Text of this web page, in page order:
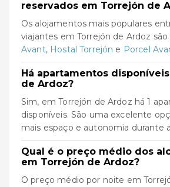
reservados em Torrejón de
Os alojamentos mais populares
viajantes em Torrejón de Ardoz são
Avant, Hostal Torrejón e Porcel
Há apartamentos
de Ardoz?
Sim, em Torrejón de Ardoz há 1
disponíveis. São uma excelente
mais espaço e autonomia durante
Qual é o preço médio dos
em Torrejón de Ardoz?
O preço médio por noite em